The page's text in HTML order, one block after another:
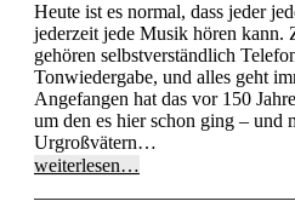
Heute ist es normal, dass jeder
jederzeit jede Musik hören
gehören selbstverständlich
Tonwiedergabe, und alles geht
Angefangen hat das vor 150
um den es hier schon ging – und
Urgroßvätern…
weiterlesen…